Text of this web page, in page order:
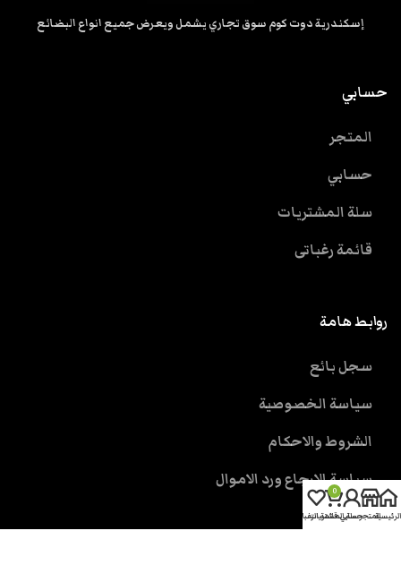
إسكندرية دوت كوم سوق تجاري يشمل ويعرض جميع انواع البضائع
حسابي
المتجر
حسابي
سلة المشتريات
قائمة رغباتى
روابط هامة
سجل بائع
سياسة الخصوصية
الشروط والاحكام
سياسة الارجاع ورد الاموال
الرئيسيةالمتجرحسابي
0
سلة المشتريات
قائمة الرغبات